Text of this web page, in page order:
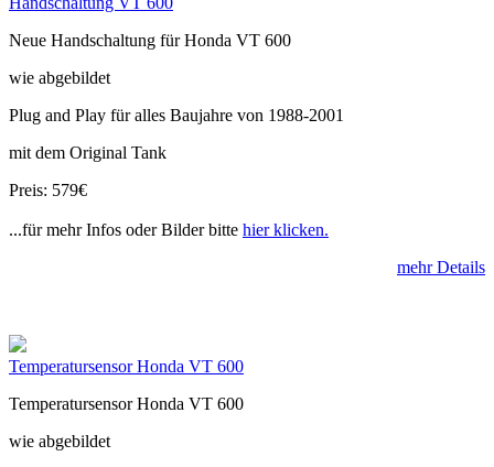
Neue Handschaltung für Honda VT 600
wie abgebildet
Plug and Play für alles Baujahre von 1988-2001
mit dem Original Tank
Preis: 579€
...für mehr Infos oder Bilder bitte hier klicken.
mehr Details
Temperatursensor Honda VT 600
Temperatursensor Honda VT 600
wie abgebildet